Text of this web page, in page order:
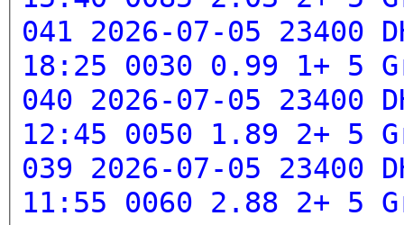
041 2026-07-05 23400
18:25 0030 0.99 1+ 5
040 2026-07-05 23400
12:45 0050 1.89 2+ 5
039 2026-07-05 23400
11:55 0060 2.88 2+ 5